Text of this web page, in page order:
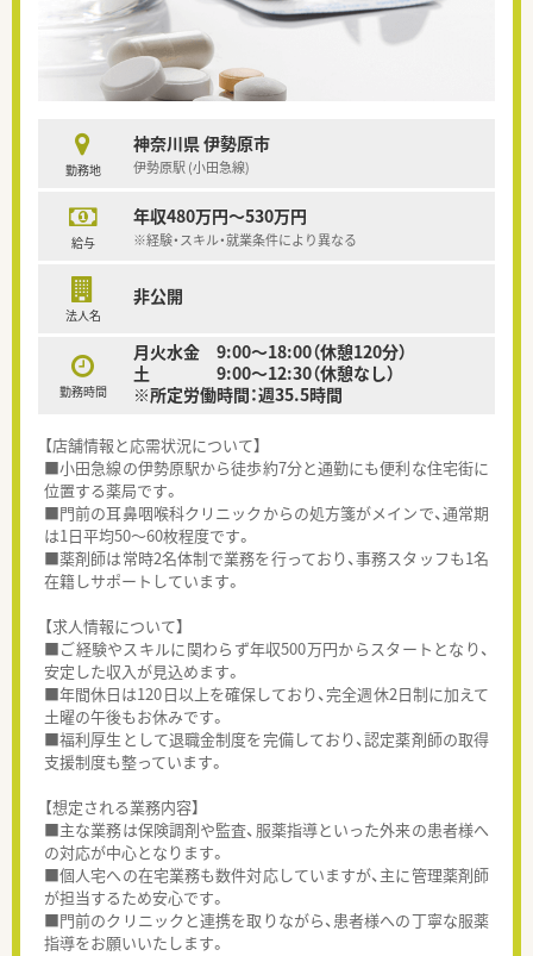
勤務地
神奈川県 伊勢原市
伊勢原駅 (小田急線)
給与
年収480万円～530万円
※経験・スキル・就業条件により異なる
法人名
非公開
勤務時間
月火水金 9:00～18:00（休憩120分）
土 9:00～12:30（休憩なし）
※所定労働時間：週35.5時間
【店舗情報と応需状況について】
■小田急線の伊勢原駅から徒歩約7分と通勤にも便利な住宅街に
位置する薬局です。
■門前の耳鼻咽喉科クリニックからの処方箋がメインで、通常期
は1日平均50～60枚程度です。
■薬剤師は常時2名体制で業務を行っており、事務スタッフも1名
在籍しサポートしています。
【求人情報について】
■ご経験やスキルに関わらず年収500万円からスタートとなり、
安定した収入が見込めます。
■年間休日は120日以上を確保しており、完全週休2日制に加えて
土曜の午後もお休みです。
■福利厚生として退職金制度を完備しており、認定薬剤師の取得
支援制度も整っています。
【想定される業務内容】
■主な業務は保険調剤や監査、服薬指導といった外来の患者様へ
の対応が中心となります。
■個人宅への在宅業務も数件対応していますが、主に管理薬剤師
が担当するため安心です。
■門前のクリニックと連携を取りながら、患者様への丁寧な服薬
指導をお願いいたします。